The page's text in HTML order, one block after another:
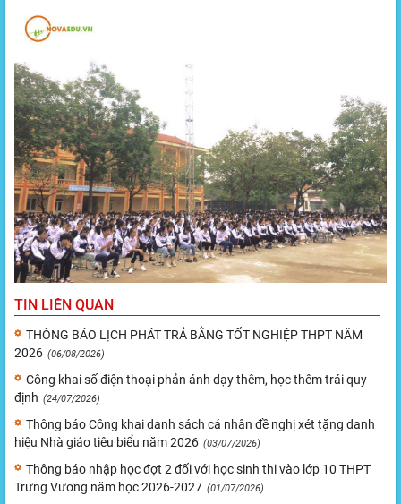
TIN LIÊN QUAN
THÔNG BÁO LỊCH PHÁT TRẢ BẰNG TỐT NGHIỆP THPT NĂM
2026 (06/08/2026)
Công khai số điện thoại phản ánh dạy thêm, học thêm trái quy
định (24/07/2026)
Thông báo Công khai danh sách cá nhân đề nghị xét tặng danh
hiệu Nhà giáo tiêu biểu năm 2026 (03/07/2026)
Thông báo nhập học đợt 2 đối với học sinh thi vào lớp 10 THPT
Trưng Vương năm học 2026-2027 (01/07/2026)